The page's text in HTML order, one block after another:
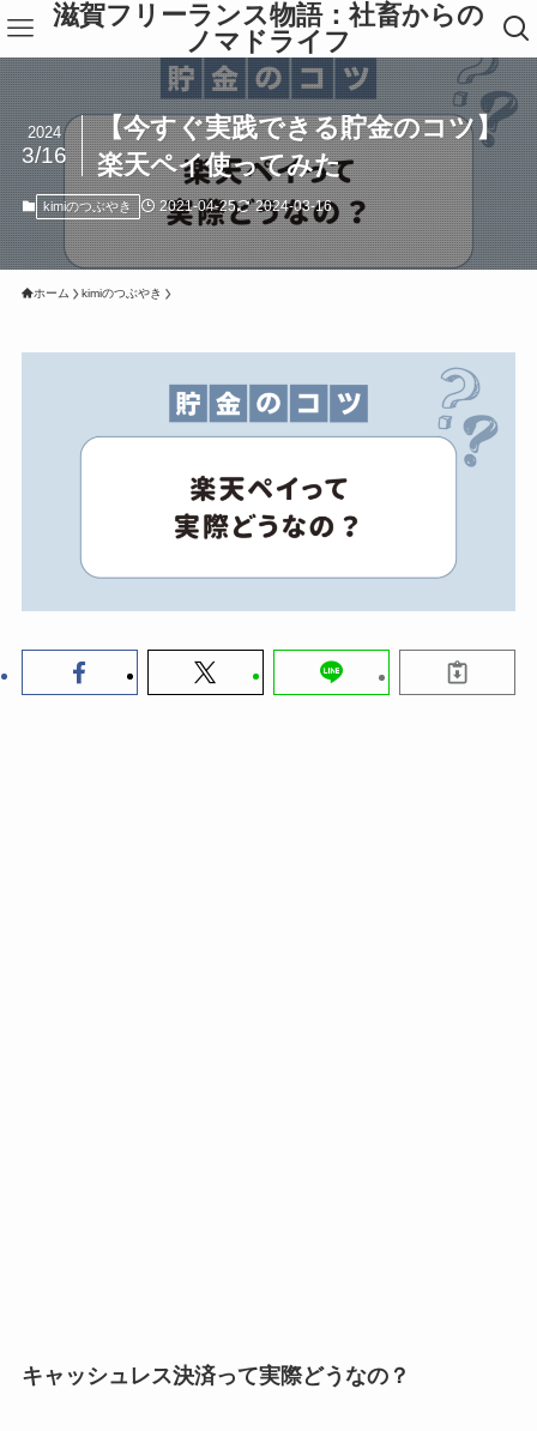
滋賀フリーランス物語：社畜からの
ノマドライフ
【今すぐ実践できる貯金のコツ】
楽天ペイ使ってみた
2024
3/16
kimiのつぶやき 2021-04-25 2024-03-16
ホーム kimiのつぶやき
キャッシュレス決済って実際どうなの？